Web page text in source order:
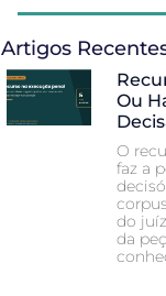
Artigos
Ou
O
faz a
do
da